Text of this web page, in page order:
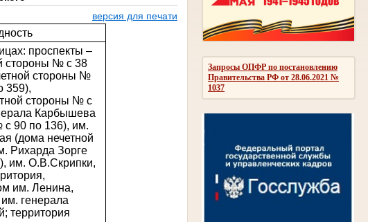
Запросы ОПФР по постановлению
Правительства РФ от 28.06.2021 №
1037
версия для печати
проспекты –
стороны № с 38
стороны №
359),
стороны № с
Карбышева
90 по 136), им.
(дома нечетной
Рихарда Зорге
им. О.В.Скрипки,
им. Ленина,
генерала
территория